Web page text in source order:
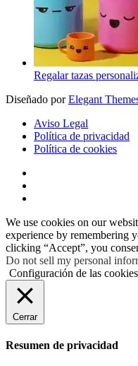
Regalar tazas
Diseñado porElegant
Aviso Legal
Política de privacidad
Política de cookies
We use cookies on our
experience by remembering
clicking “Accept”, you
Do not sell my personal
Configuración de las cookies
Cerrar
Resumen de privacidad